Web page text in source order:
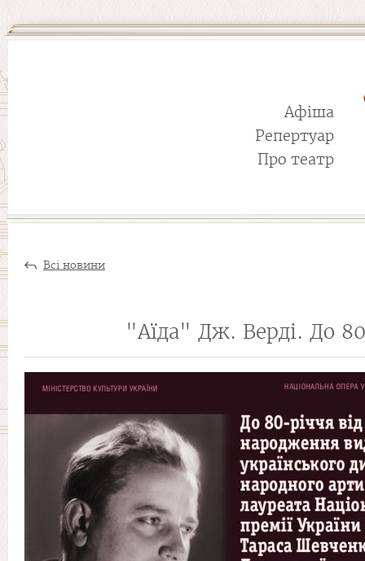
Афіша
Репертуар
Про театр
Всі новини
"Аїда" Дж. Верді. До